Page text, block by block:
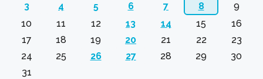
3
4 5 6 7 8
9
10
11 12 13 14 15
16
17
18 19 20 21 22
23
24
25 26 27 28 29
30
31